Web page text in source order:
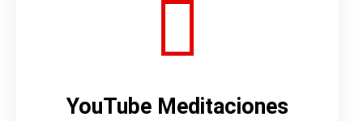
YouTube Meditaciones